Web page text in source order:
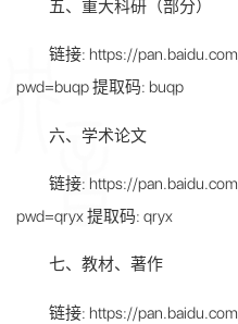
五、重大科研（部分）
链接: https://
pwd=buqp 提取码: buqp
六、学术论文
链接: https://
pwd=qryx 提取码: qryx
七、教材、著作
链接: https://